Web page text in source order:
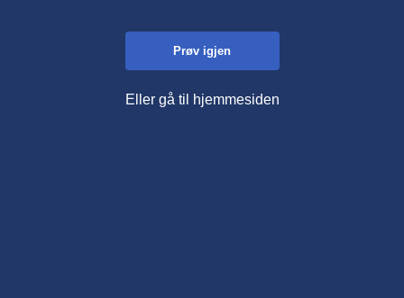
Prøv igjen
Eller gå til hjemmesiden